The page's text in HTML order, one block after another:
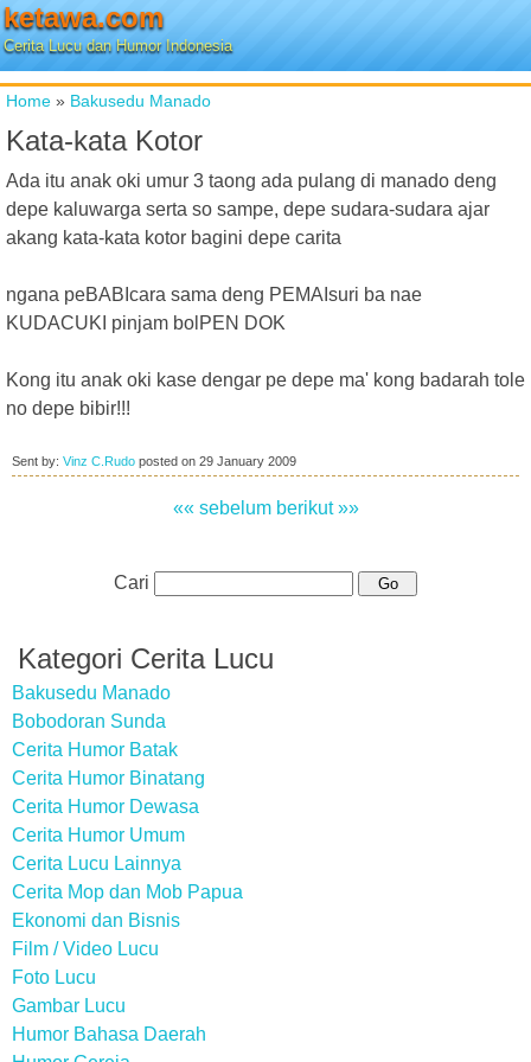
ketawa.com
Cerita Lucu dan Humor Indonesia
Home » Bakusedu Manado
Kata-kata Kotor
Ada itu anak oki umur 3 taong ada pulang di manado deng
depe kaluwarga serta so sampe, depe sudara-sudara ajar
akang kata-kata kotor bagini depe carita
ngana peBABIcara sama deng PEMAIsuri ba nae
KUDACUKI pinjam bolPEN DOK
Kong itu anak oki kase dengar pe depe ma' kong badarah tole
no depe bibir!!!
Sent by: Vinz C.Rudo posted on 29 January 2009
«« sebelum berikut »»
Cari
Kategori Cerita Lucu
Bakusedu Manado
Bobodoran Sunda
Cerita Humor Batak
Cerita Humor Binatang
Cerita Humor Dewasa
Cerita Humor Umum
Cerita Lucu Lainnya
Cerita Mop dan Mob Papua
Ekonomi dan Bisnis
Film / Video Lucu
Foto Lucu
Gambar Lucu
Humor Bahasa Daerah